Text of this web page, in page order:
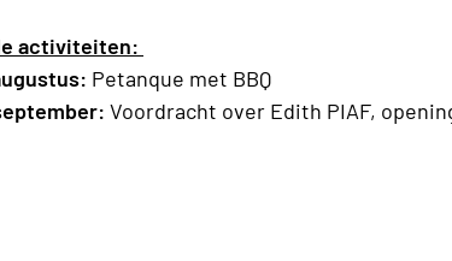
activiteiten:
Petanque met BBQ
Voordracht over Edith PIAF,